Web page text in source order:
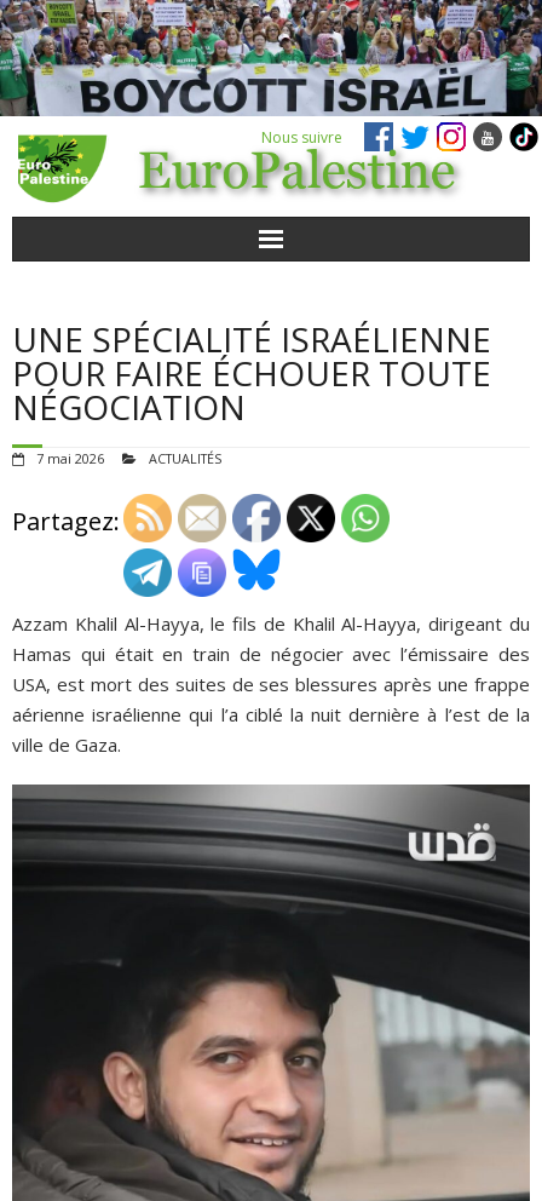
Nous suivre
POUR AGIR
AGENDA
QUI SOMMES-NOUS ?
ADHÉSIONS, DONS, CONTACT
UNE SPÉCIALITÉ ISRAÉLIENNE
POUR FAIRE ÉCHOUER TOUTE
NÉGOCIATION
7 mai 2026 ACTUALITÉS
Partagez:
Azzam Khalil Al-Hayya, le fils de Khalil Al-Hayya, dirigeant du
Hamas qui était en train de négocier avec l’émissaire des
USA, est mort des suites de ses blessures après une frappe
aérienne israélienne qui l’a ciblé la nuit dernière à l’est de la
ville de Gaza.